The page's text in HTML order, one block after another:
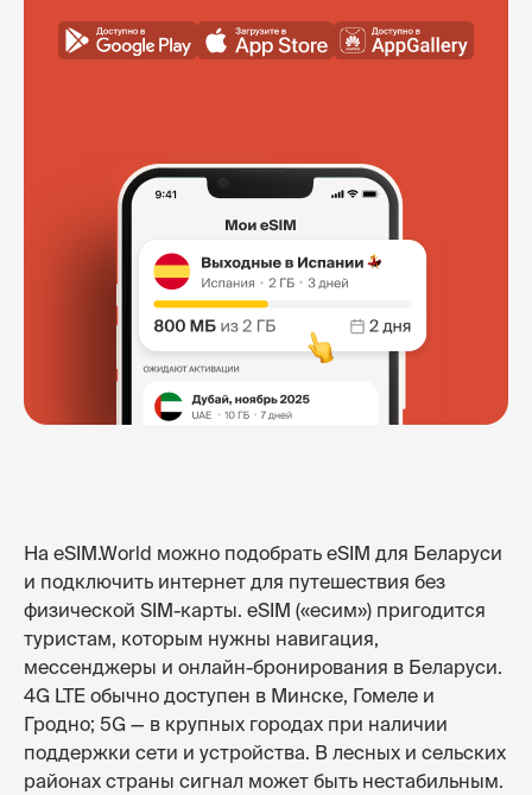
На eSIM.World можно подобрать eSIM для Беларуси
и подключить интернет для путешествия без
физической SIM-карты. eSIM («есим») пригодится
туристам, которым нужны навигация,
мессенджеры и онлайн-бронирования в Беларуси.
4G LTE обычно доступен в Минске, Гомеле и
Гродно; 5G — в крупных городах при наличии
поддержки сети и устройства. В лесных и сельских
районах страны сигнал может быть нестабильным.